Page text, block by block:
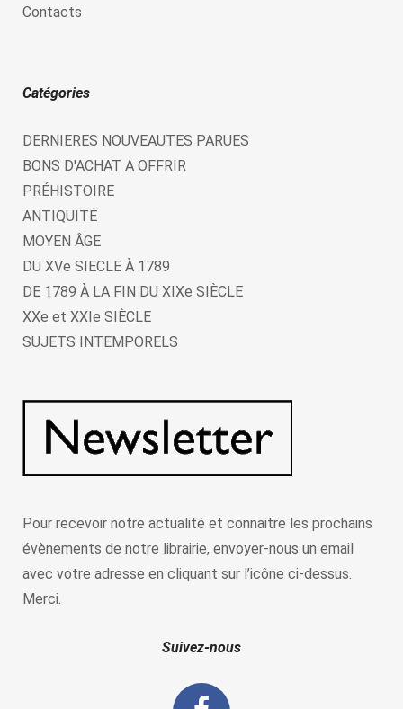
Contacts
Catégories
DERNIERES NOUVEAUTES PARUES
BONS D'ACHAT A OFFRIR
PRÉHISTOIRE
ANTIQUITÉ
MOYEN ÂGE
DU XVe SIECLE À 1789
DE 1789 À LA FIN DU XIXe SIÈCLE
XXe et XXIe SIÈCLE
SUJETS INTEMPORELS
Pour recevoir notre actualité et connaitre les prochains
évènements de notre librairie, envoyer-nous un email
avec votre adresse en cliquant sur l’icône ci-dessus.
Merci.
Suivez-nous